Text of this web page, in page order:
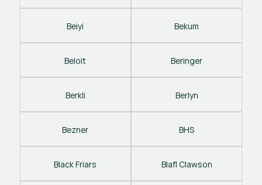
Beiyi Bekum
Beloit Beringer
Berkli Berlyn
Bezner BHS
Black Friars Blafl Clawson